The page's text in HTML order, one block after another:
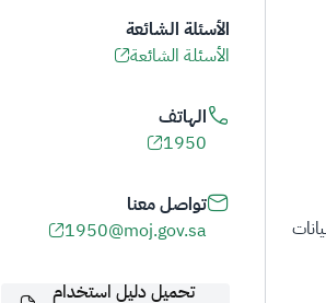
الأسئلة الشائعة
الأسئلة الشائعة
الهاتف
1950
تواصل معنا
1950@moj.gov.sa
تحميل دليل استخدام